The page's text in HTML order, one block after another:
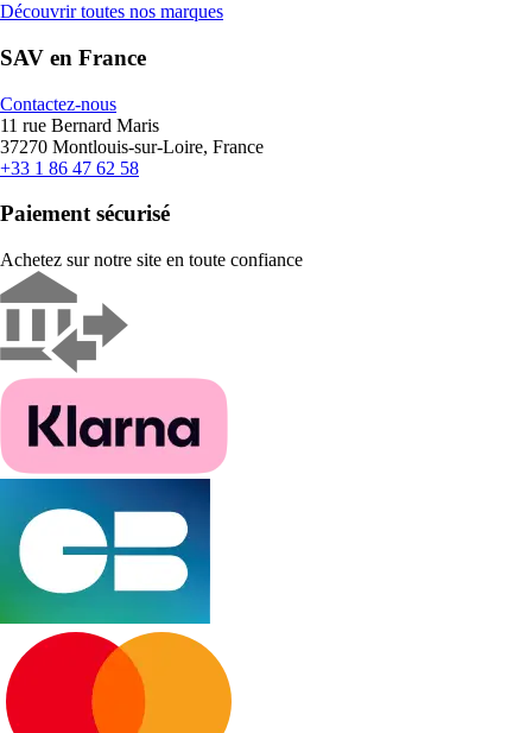
Découvrir toutes nos marques
SAV en France
Contactez-nous
11 rue Bernard Maris
37270 Montlouis-sur-Loire, France
+33 1 86 47 62 58
Paiement sécurisé
Achetez sur notre site en toute confiance